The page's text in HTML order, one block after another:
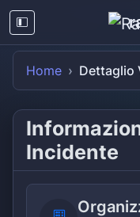
Home Dettaglio
Incidente